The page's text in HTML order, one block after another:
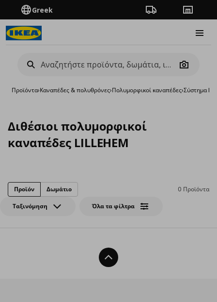
Greek Πορεία παραγγελίας
Camera
Προϊόντα›Καναπέδες & πολυθρόνες›Πολυμορφικοί καναπέδες›Σύστημα
Διθέσιοι πολυμορφικοί
καναπέδες LILLEHEM
Ταξινόμηση Όλα τα φίλτρα
0 Προϊόντα
Προϊόν Δωμάτιο
Back To Top